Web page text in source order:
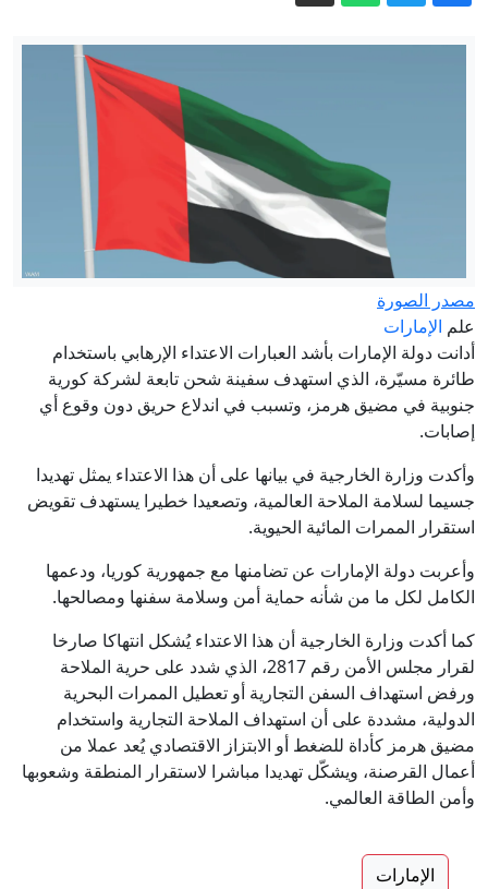
كيف غيّر حكم أمل مستقبل أطفال
الناجيات من الاغتصاب في مصر؟
مجلس التعاون الخليجي: الاعتداء الإيراني
على ناقلة "أدنوك" تهديد مباشر للملاحة
البحرية
غولدمان ساكس: سعر النفط قد يقفز إلى
120 دولارا في هذه الحالة
تعديلات مرورية تربط بين كوريدور عبدون
منتجات غذائية وفائض قابل للتصدير
مصدر الصورة
علم الإمارات
أدانت دولة الإمارات بأشد العبارات الاعتداء الإرهابي باستخدام
طائرة مسيّرة، الذي استهدف سفينة شحن تابعة لشركة كورية
جنوبية في مضيق هرمز، وتسبب في اندلاع حريق دون وقوع أي
إصابات.
وأكدت وزارة الخارجية في بيانها على أن هذا الاعتداء يمثل تهديدا
جسيما لسلامة الملاحة العالمية، وتصعيدا خطيرا يستهدف تقويض
استقرار الممرات المائية الحيوية.
وأعربت دولة الإمارات عن تضامنها مع جمهورية كوريا، ودعمها
الكامل لكل ما من شأنه حماية أمن وسلامة سفنها ومصالحها.
كما أكدت وزارة الخارجية أن هذا الاعتداء يُشكل انتهاكا صارخا
لقرار مجلس الأمن رقم 2817، الذي شدد على حرية الملاحة
ورفض استهداف السفن التجارية أو تعطيل الممرات البحرية
الدولية، مشددة على أن استهداف الملاحة التجارية واستخدام
مضيق هرمز كأداة للضغط أو الابتزاز الاقتصادي يُعد عملا من
أعمال القرصنة، ويشكّل تهديدا مباشرا لاستقرار المنطقة وشعوبها
وأمن الطاقة العالمي.
الإمارات